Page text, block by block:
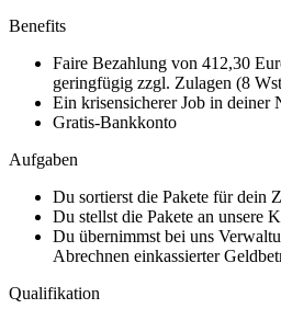
Benefits
Faire Bezahlung von 412,30
geringfügig zzgl. Zulagen (8
Ein krisensicherer Job in deiner
Gratis-Bankkonto
Aufgaben
Du sortierst die Pakete für dein
Du stellst die Pakete an unsere
Du übernimmst bei uns
Abrechnen einkassierter
Qualifikation